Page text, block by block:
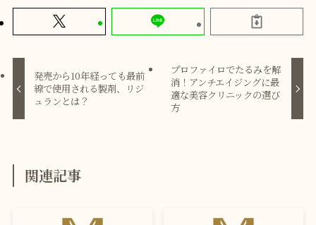
発売から10年経っても最前
線で使用される製剤、リジ
ュランとは？
プロファイロでたるみを解
消！アンチエイジングに最
適な美容クリニックの選び
方
関連記事